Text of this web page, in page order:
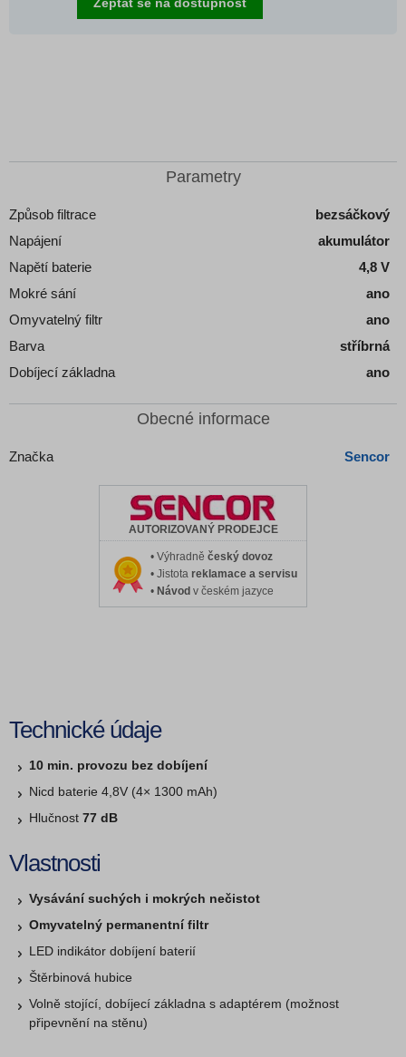
Parametry
Způsob filtrace
bezsáčkový
Napájení
akumulátor
Napětí baterie
4,8 V
Mokré sání
ano
Omyvatelný filtr
ano
Barva
stříbrná
Dobíjecí základna
ano
Obecné informace
Značka Sencor
AUTORIZOVANÝ PRODEJCE
• Výhradně český dovoz
• Jistota reklamace a servisu
• Návod v českém jazyce
Technické údaje
10 min. provozu bez dobíjení
Nicd baterie 4,8V (4× 1300 mAh)
Hlučnost 77 dB
Vlastnosti
Vysávání suchých i mokrých nečistot
Omyvatelný permanentní filtr
LED indikátor dobíjení baterií
Štěrbinová hubice
Volně stojící, dobíjecí základna s adaptérem (možnost
připevnění na stěnu)